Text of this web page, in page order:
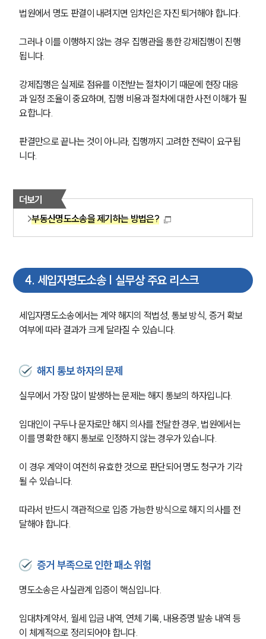
팀소개
팀소개
대륜의 강점
오시는 길
글로벌 파트너 로펌
AI대륜
업무사례
주요 업무사례
사례분석/최신동향
법률지식인
고객후기
업무분야
구성원 소개
부동산전문변호사
법원에서 명도 판결이 내려지면 임차인은 자진 퇴거해야 합니다.
그러나 이를 이행하지 않는 경우 집행관을 통한 강제집행이 진행
됩니다.
강제집행은 실제로 점유를 이전받는 절차이기 때문에 현장 대응
과 일정 조율이 중요하며, 집행 비용과 절차에 대한 사전 이해가 필
요합니다.
판결만으로 끝나는 것이 아니라, 집행까지 고려한 전략이 요구됩
니다.
더보기
부동산명도소송을 제기하는 방법은?
4. 세입자명도소송 | 실무상 주요 리스크
세입자명도소송에서는 계약 해지의 적법성, 통보 방식, 증거 확보
여부에 따라 결과가 크게 달라질 수 있습니다.
해지 통보 하자의 문제
실무에서 가장 많이 발생하는 문제는 해지 통보의 하자입니다.
임대인이 구두나 문자로만 해지 의사를 전달한 경우, 법원에서는
이를 명확한 해지 통보로 인정하지 않는 경우가 있습니다.
이 경우 계약이 여전히 유효한 것으로 판단되어 명도 청구가 기각
될 수 있습니다.
따라서 반드시 객관적으로 입증 가능한 방식으로 해지 의사를 전
달해야 합니다.
증거 부족으로 인한 패소 위험
명도소송은 사실관계 입증이 핵심입니다.
임대차계약서, 월세 입금 내역, 연체 기록, 내용증명 발송 내역 등
이 체계적으로 정리되어야 합니다.